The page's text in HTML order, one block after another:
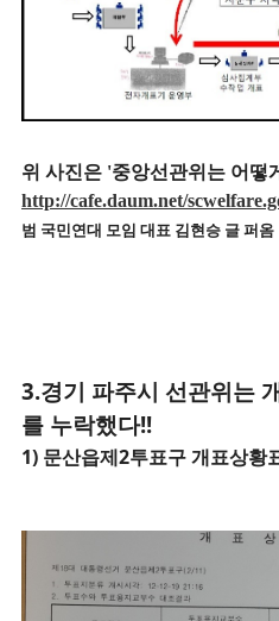
위 사진은 '중앙선관위는 어떻
http://cafe.daum.net/
범 국민연대 모임 대표 김현승 글 퍼옴
3.경기 파주시 선관위는
를 누락했다!!
1) 문산읍제2투표구 개표상황